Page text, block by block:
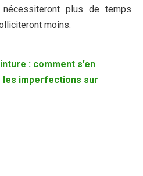
plus de temps
moins.
: comment s’en
imperfections sur